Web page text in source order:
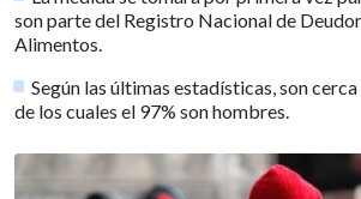
son parte del Registro Nacional de
Alimentos.
Según las últimas estadísticas, son
de los cuales el 97% son hombres.